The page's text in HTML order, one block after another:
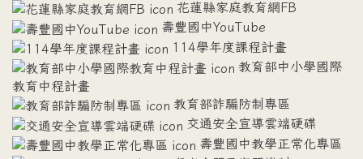
花蓮縣家庭教育網FB
壽豐國中YouTube
114學年度課程計畫
教育部中小學國際
教育中程計畫
教育部詐騙防制專區
交通安全宣導雲端硬碟
壽豐國中教學正常化專區